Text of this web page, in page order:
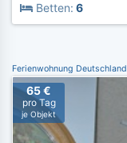
Betten: 6
Ferienwohnung Deutschland
65 €
pro Tag
je Objekt